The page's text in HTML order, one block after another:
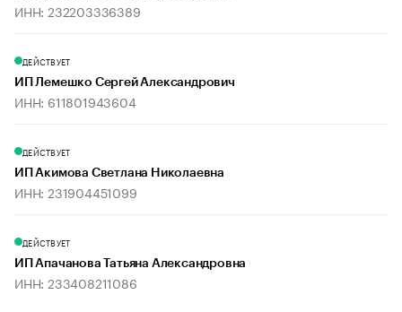
ИНН: 232203336389
ДЕЙСТВУЕТ
ИП Лемешко Сергей Александрович
ИНН: 611801943604
ДЕЙСТВУЕТ
ИП Акимова Светлана Николаевна
ИНН: 231904451099
ДЕЙСТВУЕТ
ИП Апачанова Татьяна Александровна
ИНН: 233408211086